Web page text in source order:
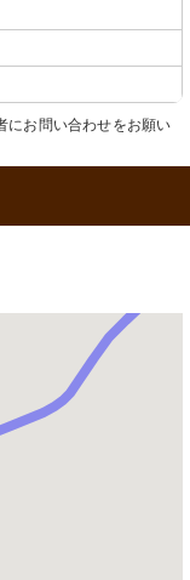
にお問い合わせをお願い